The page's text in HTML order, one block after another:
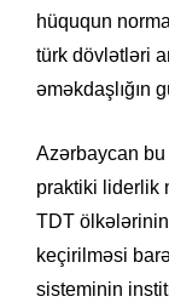
hüququn
türk dövlətləri
əməkdaşlığın
Azərbaycan
praktiki liderlik
TDT
keçirilməsi
sisteminin